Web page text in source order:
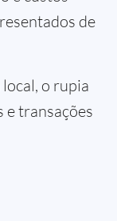
de
o rupia
e transações